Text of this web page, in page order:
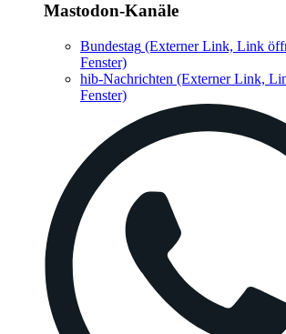
Mastodon-Kanäle
Bundestag (Externer Link, Link
Fenster)
hib-Nachrichten (Externer Link,
Fenster)